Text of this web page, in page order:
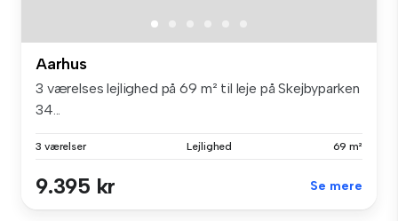
Aarhus
3 værelses lejlighed på 69 m² til leje på Skejbyparken
34...
3 værelser Lejlighed 69 m²
9.395 kr Se mere